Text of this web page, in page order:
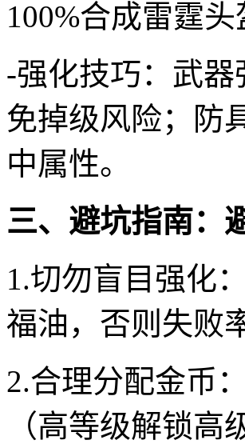
100%合成雷霆
-强化技巧：武
免掉级风险；防
中属性。
三、避坑指南：
1.切勿盲目强化
福油，否则失败
2.合理分配金币
（高等级解锁